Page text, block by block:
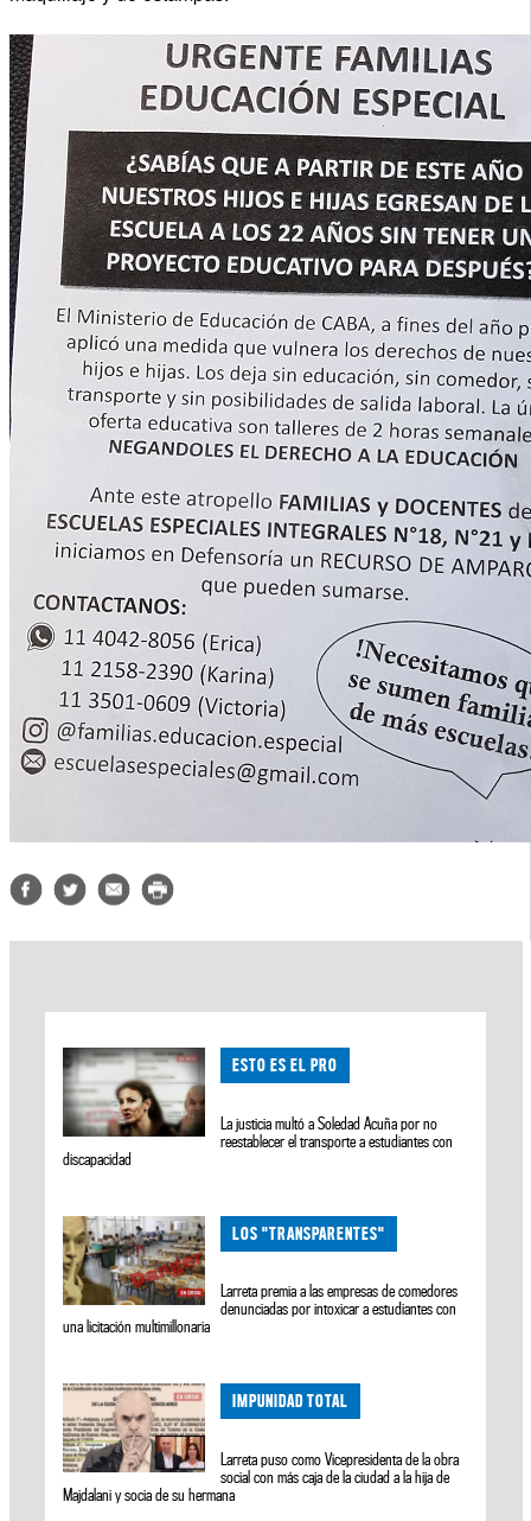
ESTO ES EL PRO
La justicia multó a Soledad Acuña por no
reestablecer el transporte a estudiantes con
discapacidad
LOS "TRANSPARENTES"
Larreta premia a las empresas de comedores
denunciadas por intoxicar a estudiantes con
una licitación multimillonaria
IMPUNIDAD TOTAL
Larreta puso como Vicepresidenta de la obra
social con más caja de la ciudad a la hija de
Majdalani y socia de su hermana